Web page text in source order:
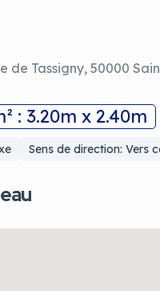
de Tassigny, 50000
: 3.20m x 2.40m
Sens de direction: Vers